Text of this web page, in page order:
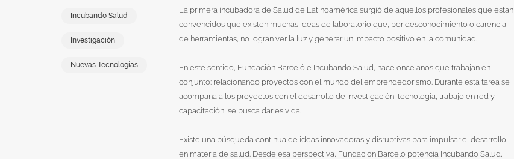
Incubando Salud
Investigación
Nuevas Tecnologías
La primera incubadora de Salud de Latinoamérica surgió de aquellos profesionales que están
convencidos que existen muchas ideas de laboratorio que, por desconocimiento o carencia
de herramientas, no logran ver la luz y generar un impacto positivo en la comunidad.
En este sentido, Fundación Barceló e Incubando Salud, hace once años que trabajan en
conjunto: relacionando proyectos con el mundo del emprendedorismo. Durante esta tarea se
acompaña a los proyectos con el desarrollo de investigación, tecnología, trabajo en red y
capacitación, se busca darles vida.
Existe una búsqueda continua de ideas innovadoras y disruptivas para impulsar el desarrollo
en materia de salud. Desde esa perspectiva, Fundación Barceló potencia Incubando Salud,